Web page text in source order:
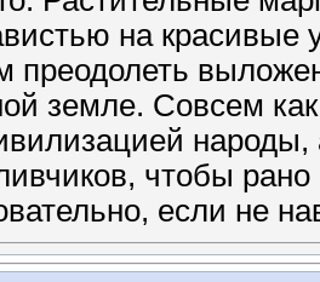
на
земле. Совсем
чтобы
если не